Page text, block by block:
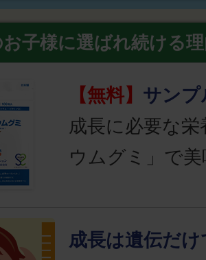
子様に選ばれ続ける
【無料】 サンプ
成長に必要な
ウムグミ」で
成長は遺伝だ